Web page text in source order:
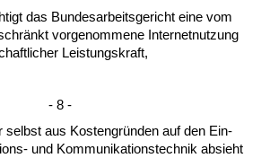
das Bun­des­ar­beits­ge­richt ei­ne vom
vor­ge­nom­me­ne In­ter­net­nut­zung
Leis­tungs­kraft,
- 8 -
selbst aus Kos­ten­gründen auf den Ein­
und Kom­mu­ni­ka­ti­ons­tech­nik ab­sieht